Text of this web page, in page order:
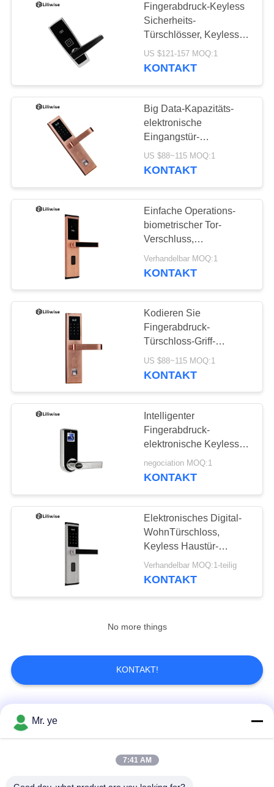
Fingerabdruck-Keyless
Sicherheits-
Türschlösser, Keyless
elektronisches Digital-
Türschloss
US $121-157 MOQ:1
KONTAKT
Big Data-Kapazitäts-
elektronische
Eingangstür-
Verschlüsse,
dauerhaftes
US $88~115 MOQ:1
KONTAKT
Einfache Operations-
biometrischer Tor-
Verschluss,
Fingerabdruck-
Türeinstieg USB-
Verhandelbar MOQ:1
KONTAKT
Kodieren Sie
Fingerabdruck-
Türschloss-Griff-
goldenen weniger als
0,5 zweiten Augenblick -
US $88~115 MOQ:1
KONTAKT
Intelligenter
Fingerabdruck-
elektronische Keyless
Türschlösser zwei
Möglichkeiten zu
negociation MOQ:1
KONTAKT
Elektronisches Digital-
WohnTürschloss,
Keyless Haustür-
Verschluss Multifuction
Verhandelbar MOQ:1-teilig
KONTAKT
No more things
KONTAKT!
Beliebte Kategorien Alle
Fingerprint
Mr. ye
7:41 AM